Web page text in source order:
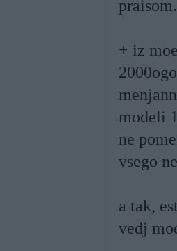
praisom.
+ iz
modeli
ne
vsego
a tak,
vedj